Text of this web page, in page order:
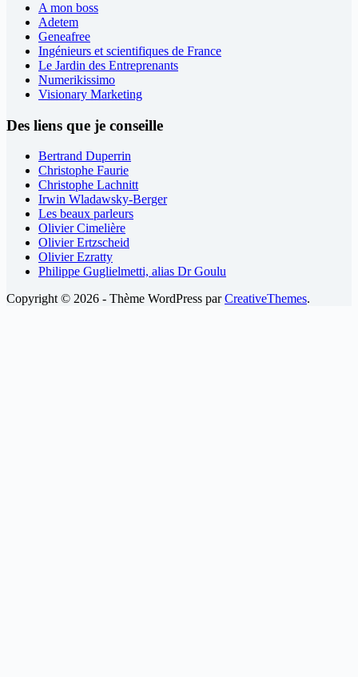
A mon boss
Adetem
Geneafree
Ingénieurs et scientifiques de France
Le Jardin des Entreprenants
Numerikissimo
Visionary Marketing
Des liens que je conseille
Bertrand Duperrin
Christophe Faurie
Christophe Lachnitt
Irwin Wladawsky-Berger
Les beaux parleurs
Olivier Cimelière
Olivier Ertzscheid
Olivier Ezratty
Philippe Guglielmetti, alias Dr Goulu
Copyright © 2026 - Thème WordPress parCreativeThemes.